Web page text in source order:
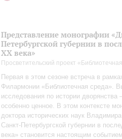
Представление монографии
Петербургской губернии в
ХХ века»
Просветительский проект
Первая в этом сезоне встреча в
Филармонии «Библиотечная среда».
исследования по истории
особенно ценное. В этом контексте
доктора исторических наук
Санкт‑Петербургской губернии в
века» становится настоящим